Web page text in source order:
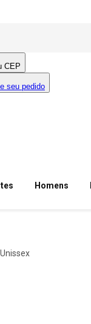
CEP
seu pedido
Homens
unissex